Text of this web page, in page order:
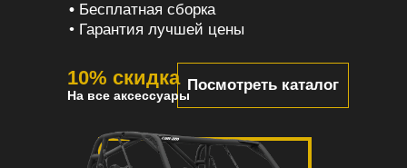
• Бесплатная сборка
• Гарантия лучшей цены
Посмотреть каталог
10% скидка
На все аксессуары